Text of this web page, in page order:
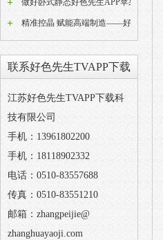
联系好色先生TVAPP下载
江苏好色先生TVAPP下载科
技有限公司
手机：13961802200
手机：18118902332
电话：0510-83557688
传真：0510-83551210
邮箱：zhangpeijie@
zhanghuayaoji.com